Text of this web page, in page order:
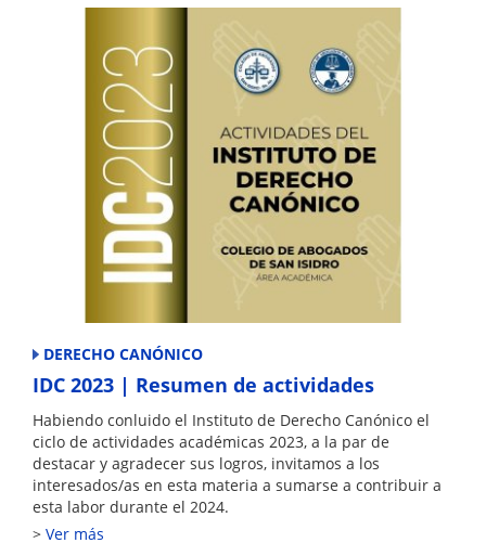
DERECHO CANÓNICO
IDC 2023 | Resumen de actividades
Habiendo conluido el Instituto de Derecho Canónico el
ciclo de actividades académicas 2023, a la par de
destacar y agradecer sus logros, invitamos a los
interesados/as en esta materia a sumarse a contribuir a
esta labor durante el 2024.
Ver más